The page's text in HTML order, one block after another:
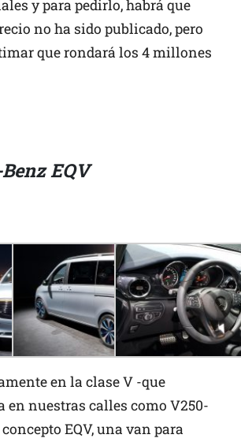
y para pedirlo, habrá que
no ha sido publicado, pero
que rondará los 4 millones
EQV
en la clase V -que
en nuestras calles como V250-
EQV, una van para